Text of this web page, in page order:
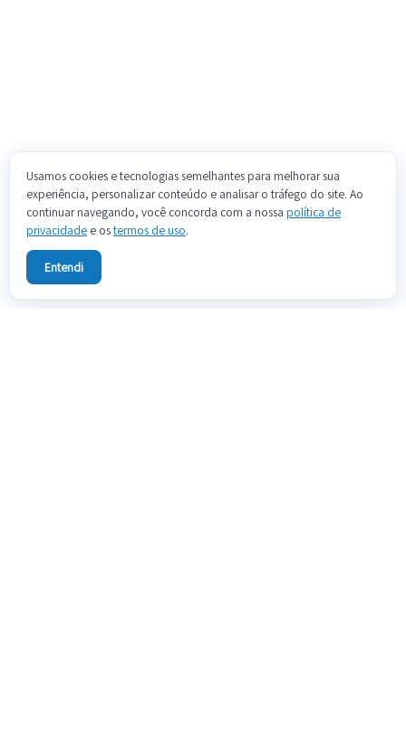
Usamos cookies e tecnologias semelhantes para melhorar sua
experiência, personalizar conteúdo e analisar o tráfego do site. Ao
continuar navegando, você concorda com a nossa política de
privacidade e ostermos de uso.
Entendi